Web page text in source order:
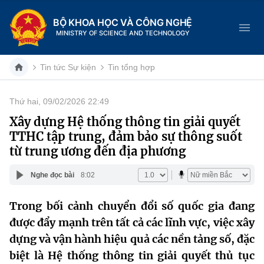
BỘ KHOA HỌC VÀ CÔNG NGHỆ
MINISTRY OF SCIENCE AND TECHNOLOGY
Danh mục
Trang chủ
Cơ cấu tổ chức
Lịch sử phát triển
Khoa học và Công nghệ
Đổi mới sáng tạo
Dịch vụ công
Hệ thống văn bản
Tin tức Sự kiện Tin tổng hợp
Thứ hai, 09/02/2026 22:49
Xây dựng Hệ thống thông tin giải quyết
TTHC tập trung, đảm bảo sự thông suốt
từ trung ương đến địa phương
Nghe đọc bài 8:02
Trong bối cảnh chuyển đổi số quốc gia đang
được đẩy mạnh trên tất cả các lĩnh vực, việc xây
dựng và vận hành hiệu quả các nền tảng số, đặc
biệt là Hệ thống thông tin giải quyết thủ tục